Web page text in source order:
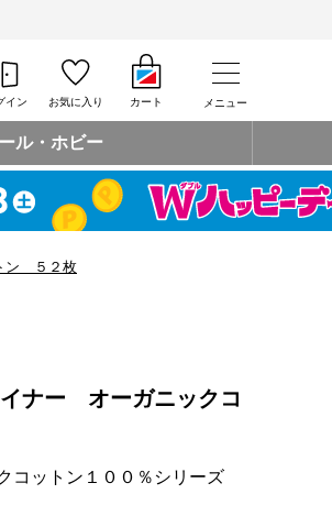
イン お気に入り カート メニュー
ル・ホビー
ン ５２枚
ナー オーガニックコ
コットン１００％シリーズ